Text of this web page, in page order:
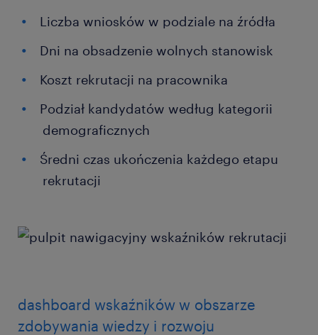
Liczba wniosków w podziale na źródła
Dni na obsadzenie wolnych stanowisk
Koszt rekrutacji na pracownika
Podział kandydatów według kategorii
demograficznych
Średni czas ukończenia każdego etapu
rekrutacji
dashboard wskaźników w obszarze
zdobywania wiedzy i rozwoju